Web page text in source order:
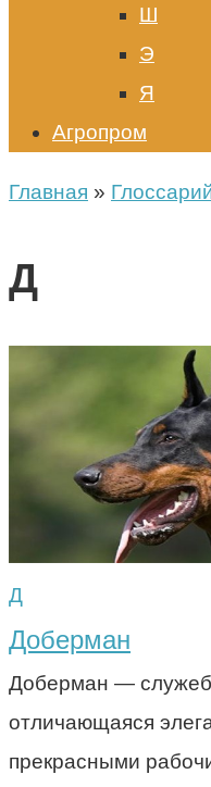
Ш
Э
Я
Агропром
Главная »
Д
Д
Доберман
Доберман —
отличающаяся
прекрасными